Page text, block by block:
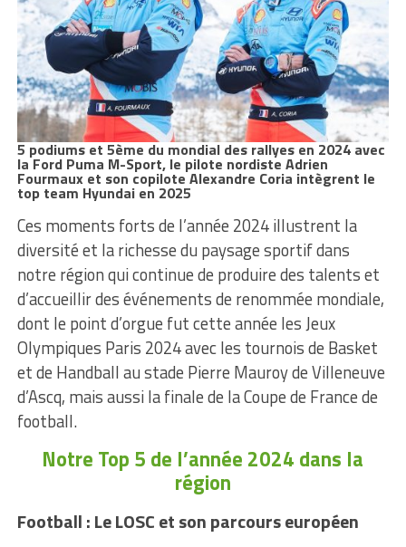
5 podiums et 5ème du mondial des rallyes en 2024 avec
la Ford Puma M-Sport, le pilote nordiste Adrien
Fourmaux et son copilote Alexandre Coria intègrent le
top team Hyundai en 2025
Ces moments forts de l’année 2024 illustrent la
diversité et la richesse du paysage sportif dans
notre région qui continue de produire des talents et
d’accueillir des événements de renommée mondiale,
dont le point d’orgue fut cette année les Jeux
Olympiques Paris 2024 avec les tournois de Basket
et de Handball au stade Pierre Mauroy de Villeneuve
d’Ascq, mais aussi la finale de la Coupe de France de
football.
Notre Top 5 de l’année 2024 dans la
région
Football : Le LOSC et son parcours européen